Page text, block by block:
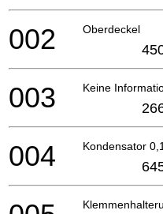
Oberdeckel
002
Keine
003
Kondensator
004